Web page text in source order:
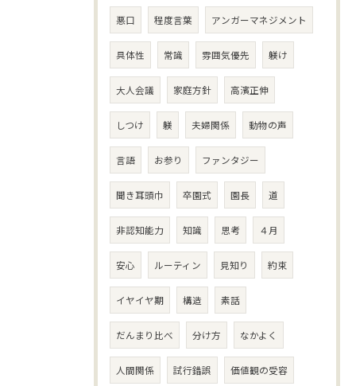
悪口 程度言葉 アンガーマネジメント
具体性 常識 雰囲気優先 躾け
大人会議 家庭方針 高濱正伸
しつけ 躾 夫婦関係 動物の声
言語 お参り ファンタジー
聞き耳頭巾 卒園式 園長 道
非認知能力 知識 思考 ４月
安心 ルーティン 見知り 約束
イヤイヤ期 構造 素話
だんまり比べ 分け方 なかよく
人間関係 試行錯誤 価値観の受容